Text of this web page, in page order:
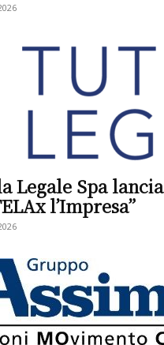
Legale Spa lancia
l’Impresa”